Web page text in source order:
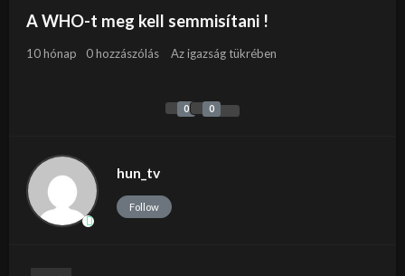
A WHO-t meg kell semmisítani !
10 hónap 0 hozzászólás Az igazság tükrében
0 0
hun_tv
Follow